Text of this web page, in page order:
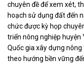
chuyên đề để xem xét,
hoạch sử dụng đất đến
chức được kỳ họp
triển nông nghiệp
Quốc gia xây dựng
theo hướng bền vững